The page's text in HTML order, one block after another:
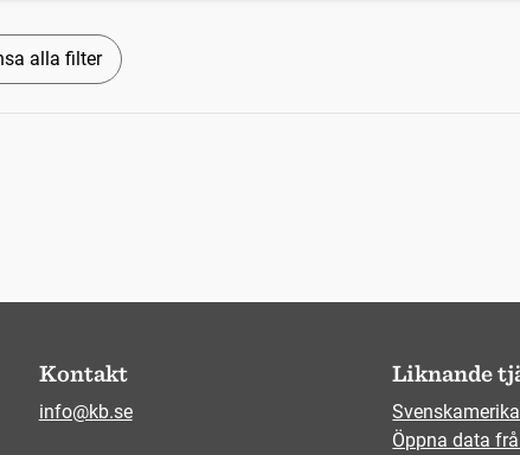
alla filter
Kontakt
info@kb.se
Liknande
Öppna data